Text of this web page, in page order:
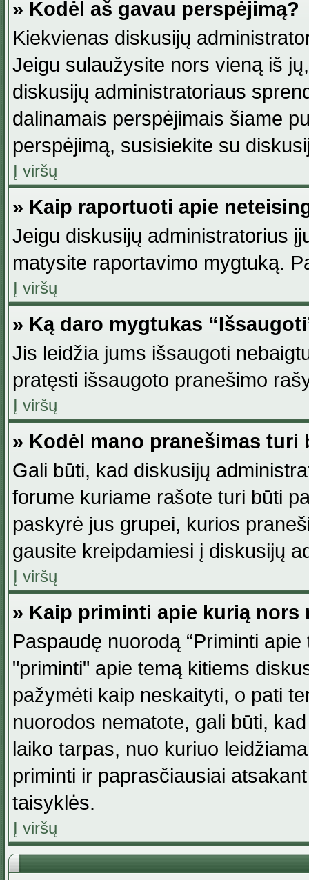
» Kodėl aš gavau perspėjimą?
Kiekvienas diskusijų
Jeigu sulaužysite nors vieną iš
diskusijų administratoriaus
dalinamais perspėjimais šiame
perspėjimą, susisiekite su
Į viršų
» Kaip raportuoti apie
Jeigu diskusijų administratorius
matysite raportavimo mygtuką.
Į viršų
» Ką daro mygtukas
Jis leidžia jums išsaugoti
pratęsti išsaugoto pranešimo
Į viršų
» Kodėl mano pranešimas
Gali būti, kad diskusijų
forume kuriame rašote turi būti
paskyrė jus grupei, kurios
gausite kreipdamiesi į diskusijų
Į viršų
» Kaip priminti apie kurią nors
Paspaudę nuorodą “Priminti
"priminti" apie temą kitiems
pažymėti kaip neskaityti, o pati
nuorodos nematote, gali būti,
laiko tarpas, nuo kuriuo
priminti ir paprasčiausiai
taisyklės.
Į viršų